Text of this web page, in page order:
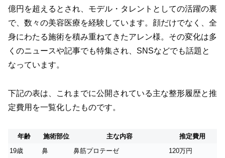
億円を超えるとされ、モデル・タレントとしての活躍の裏
で、数々の美容医療を経験しています。顔だけでなく、全
身にわたる施術を積み重ねてきたアレン様。その変化は多
くのニュースや記事でも特集され、SNSなどでも話題と
なっています。
下記の表は、これまでに公開されている主な整形履歴と推
定費用を一覧化したものです。
年齢 施術部位 主な内容
推定費用
19歳
鼻 鼻筋プロテーゼ
120万円